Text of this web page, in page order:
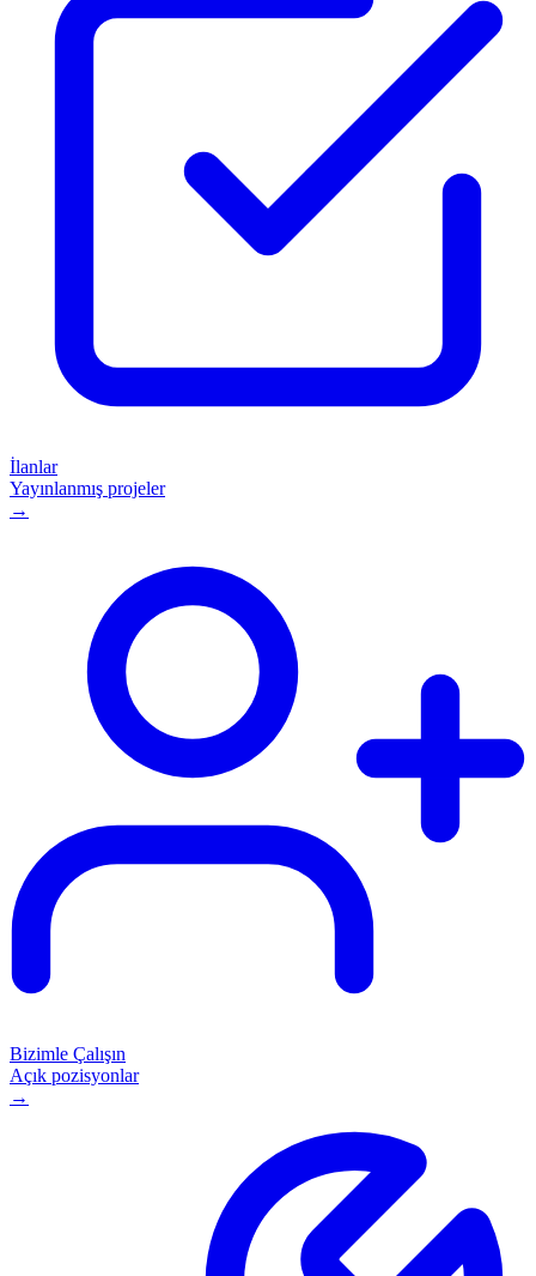
İlanlar
Yayınlanmış projeler
→
Bizimle Çalışın
Açık pozisyonlar
→